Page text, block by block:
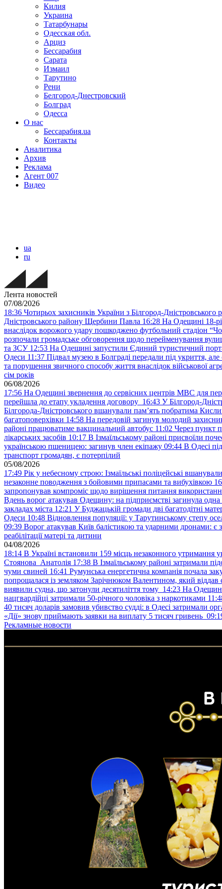
Килия
Украина
Татарбунары
Одесская обл.
Арциз
Бессарабия
Сарата
Измаил
Тарутино
Рени
Белгород-Днестровский
Болград
Одесса
О нас
Бессарабия.ua
Контакты
Аналитика
Архив
Реклама
Агент 007
Видео
ua
ru
Лента новостей
07/08/2026
18:36 Чотирьох захисників України з Білгород-
Дністровського району Щербини Павла 16:28 На Одещині 18-
внаслідок ворожого удару пошкоджено футбольний стадіон
розпочали громадське обговорення щодо перейменування
та ЗСУ 12:53 На Одещині запустили Єдиний туристичний
Одеси 11:37 Підвал музею в Болграді передали під укриття,
та порушення звичного способу життя внаслідок військової
сім років
06/08/2026
17:56 На Одещині звернення до сервісних центрів МВС для
перейшла до етапу укладення договору 16:43 У Білгород-
Білгорода-Дністровського вшанували пам’ять побратима
багатоповерхівки 14:58 На передовій загинув молодий
районі працюватиме вакцинальний автобус 11:02 Через пункт
лікарських засобів 10:17 В Ізмаїльському районі присвоїли
українською пшеницею: загинув член екіпажу 09:44 В Одесі
транспорт громадян, є потерпілий
05/08/2026
17:49 Рік у небесному строю: Ізмаїльські поліцейські
незаконне поводження з бойовими припасами та вибухівкою
запропонував компроміс щодо вирішення питання
Вдень ворог атакував Одещину: на підприємстві загинула
закладах міста 12:21 У Буджацькій громади дві багатодітні
Одеси 10:48 Відновлення популяції: у Тарутинському степу
09:39 Ворог атакував Київ балістикою та ударними дронами: є
реабілітації матері та дитини
04/08/2026
18:14 В Україні встановили 159 місць незаконного утримання
Стоянова Анатолія 17:38 В Ізмаїльському районі затримали
чуми свиней 16:41 Румунська енергетична компанія почала
попрощалася із земляком Зарічнюком Валентином, який віддав
виявили судна, що затонули десятиліття тому 14:23 На Одещині
нацгвардійці затримали 50-річного чоловіка з наркотиками
40 тисяч доларів замовив убивство судді: в Одесі затримали
«Дії» знову приймають заявки на виплату 5 тисяч гривень
Рекламные новости